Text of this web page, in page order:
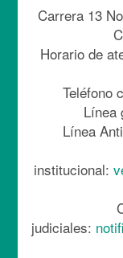
Carrera 13
Horario de
Teléfono
Línea
Línea
institucional:
judiciales: